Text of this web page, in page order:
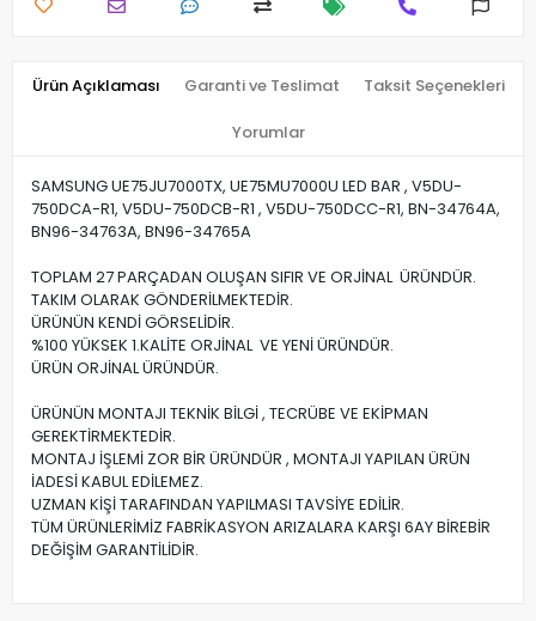
Ürün Açıklaması Garanti ve Teslimat Taksit Seçenekleri
Yorumlar
SAMSUNG UE75JU7000TX, UE75MU7000U LED BAR , V5DU-
750DCA-R1, V5DU-750DCB-R1 , V5DU-750DCC-R1, BN-34764A,
BN96-34763A, BN96-34765A
TOPLAM 27 PARÇADAN OLUŞAN SIFIR VE ORJİNAL ÜRÜNDÜR.
TAKIM OLARAK GÖNDERİLMEKTEDİR.
ÜRÜNÜN KENDİ GÖRSELİDİR.
%100 YÜKSEK 1.KALİTE ORJİNAL VE YENİ ÜRÜNDÜR.
ÜRÜN ORJİNAL ÜRÜNDÜR.
ÜRÜNÜN MONTAJI TEKNİK BİLGİ , TECRÜBE VE EKİPMAN
GEREKTİRMEKTEDİR.
MONTAJ İŞLEMİ ZOR BİR ÜRÜNDÜR , MONTAJI YAPILAN ÜRÜN
İADESİ KABUL EDİLEMEZ.
UZMAN KİŞİ TARAFINDAN YAPILMASI TAVSİYE EDİLİR.
TÜM ÜRÜNLERİMİZ FABRİKASYON ARIZALARA KARŞI 6AY BİREBİR
DEĞİŞİM GARANTİLİDİR.